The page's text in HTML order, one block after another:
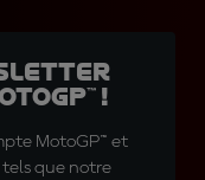
!
MotoGP™ et
que notre